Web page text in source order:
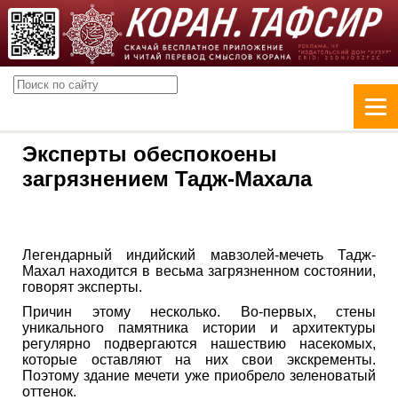
Эксперты обеспокоены
загрязнением Тадж-Махала
Легендарный индийский мавзолей-мечеть Тадж-
Махал находится в весьма загрязненном состоянии,
говорят эксперты.
Причин этому несколько. Во-первых, стены
уникального памятника истории и архитектуры
регулярно подвергаются нашествию насекомых,
которые оставляют на них свои экскременты.
Поэтому здание мечети уже приобрело зеленоватый
оттенок.